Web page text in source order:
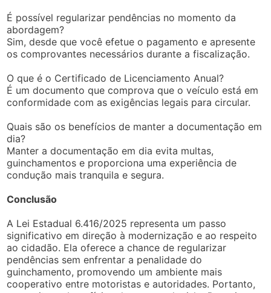
É possível regularizar pendências no momento da
abordagem?
Sim, desde que você efetue o pagamento e apresente
os comprovantes necessários durante a fiscalização.
O que é o Certificado de Licenciamento Anual?
É um documento que comprova que o veículo está em
conformidade com as exigências legais para circular.
Quais são os benefícios de manter a documentação em
dia?
Manter a documentação em dia evita multas,
guinchamentos e proporciona uma experiência de
condução mais tranquila e segura.
Conclusão
A Lei Estadual 6.416/2025 representa um passo
significativo em direção à modernização e ao respeito
ao cidadão. Ela oferece a chance de regularizar
pendências sem enfrentar a penalidade do
guinchamento, promovendo um ambiente mais
cooperativo entre motoristas e autoridades. Portanto,